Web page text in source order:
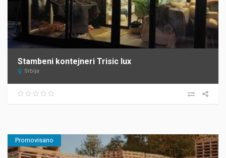
Stambeni kontejneri Trisic lux
Srbija
Promovisano